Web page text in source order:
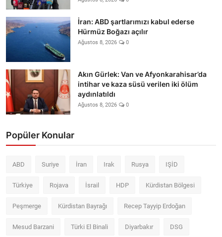
İran: ABD şartlarımızı kabul ederse
Hürmüz Boğazı açılır
Ağustos 8, 2026 0
Akın Gürlek: Van ve Afyonkarahisar’da
intihar ve kaza süsü verilen iki ölüm
aydınlatıldı
Ağustos 8, 2026 0
Popüler Konular
ABD Suriye İran Irak Rusya IŞİD
Türkiye Rojava İsrail HDP Kürdistan Bölgesi
Peşmerge Kürdistan Bayrağı Recep Tayyip Erdoğan
Mesud Barzani Türki El Binali Diyarbakır DSG